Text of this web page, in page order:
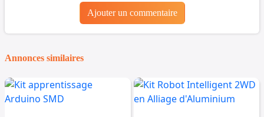
Ajouter un commentaire
Annonces similaires